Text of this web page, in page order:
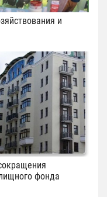
и
фонда